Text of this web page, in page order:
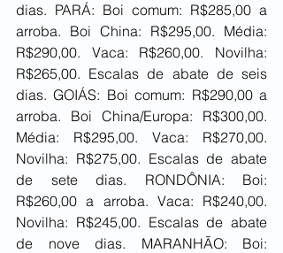
dias. PARÁ: Boi comum: R$285,00 a
arroba. Boi China: R$295,00. Média:
R$290,00. Vaca: R$260,00. Novilha:
R$265,00. Escalas de abate de seis
dias. GOIÁS: Boi comum: R$290,00 a
arroba. Boi China/Europa: R$300,00.
Média: R$295,00. Vaca: R$270,00.
Novilha: R$275,00. Escalas de abate
de sete dias. RONDÔNIA: Boi:
R$260,00 a arroba. Vaca: R$240,00.
Novilha: R$245,00. Escalas de abate
de nove dias. MARANHÃO: Boi: